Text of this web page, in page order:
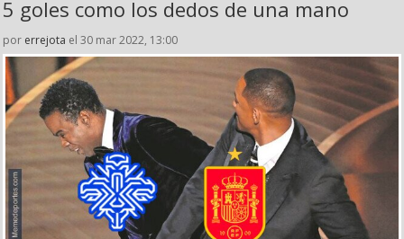
5 goles como los dedos de una mano
por errejota el 30 mar 2022, 13:00